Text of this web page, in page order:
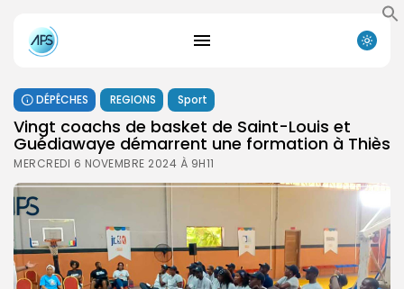
DÉPÊCHES REGIONS Sport
Vingt coachs de basket de Saint-Louis et
Guédiawaye démarrent une formation à Thiès
MERCREDI 6 NOVEMBRE 2024 À 9H11